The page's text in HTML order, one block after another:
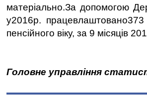
матеріально.За допомогою
у2016р. працевлаштовано373
пенсійного віку, за 9 місяців
Головне управління